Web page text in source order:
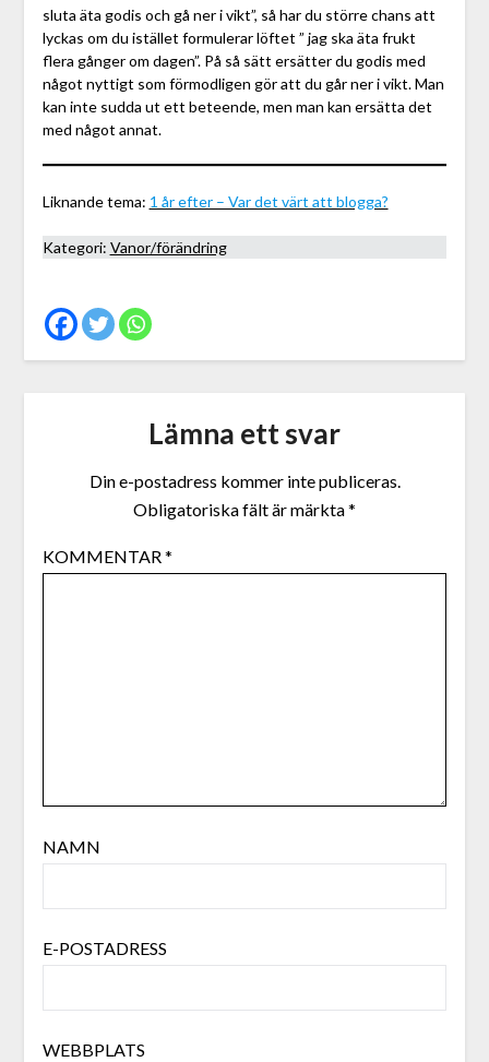
sluta äta godis och gå ner i vikt”, så har du större chans att
lyckas om du istället formulerar löftet ” jag ska äta frukt
flera gånger om dagen”. På så sätt ersätter du godis med
något nyttigt som förmodligen gör att du går ner i vikt. Man
kan inte sudda ut ett beteende, men man kan ersätta det
med något annat.
Liknande tema: 1 år efter – Var det värt att blogga?
Kategori: Vanor/förändring
Lämna ett svar
Din e-postadress kommer inte publiceras.
Obligatoriska fält är märkta*
KOMMENTAR*
NAMN
E-POSTADRESS
WEBBPLATS